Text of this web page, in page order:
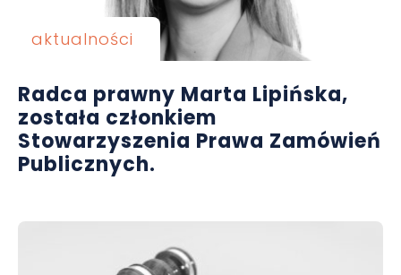
aktualności
Radca prawny Marta Lipińska,
została członkiem
Stowarzyszenia Prawa Zamówień
Publicznych.